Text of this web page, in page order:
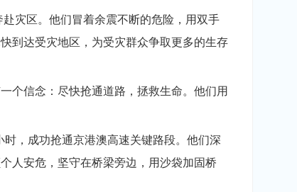
灾区。他们冒着余震不断的危险，用双手
到达受灾地区，为受灾群众争取更多的生存
信念：尽快抢通道路，拯救生命。他们用
，成功抢通京港澳高速关键路段。他们深
人安危，坚守在桥梁旁边，用沙袋加固桥